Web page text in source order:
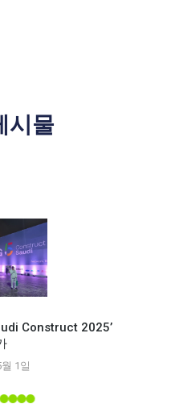
시물
Construct 2025’
1일